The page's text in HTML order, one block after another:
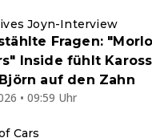
Joyn-Interview
Fragen:
Inside fühlt
auf den Zahn
• 09:59 Uhr
Cars